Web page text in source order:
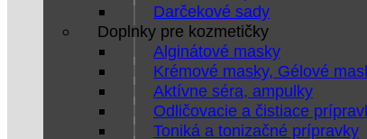
Darčekové sady
Doplnky pre kozmetičky
Alginátové masky
Krémové masky, Gélové
Aktívne séra, ampulky
Odličovacie a čistiace
Toniká a tonizačné prípravky